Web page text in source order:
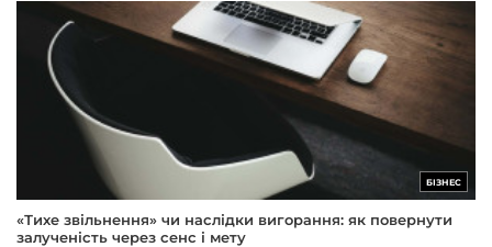
БІЗНЕС
«Тихе звільнення» чи наслідки вигорання: як повернути
залученість через сенс і мету